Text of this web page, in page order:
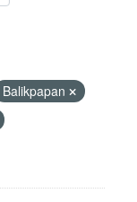
Balikpapan